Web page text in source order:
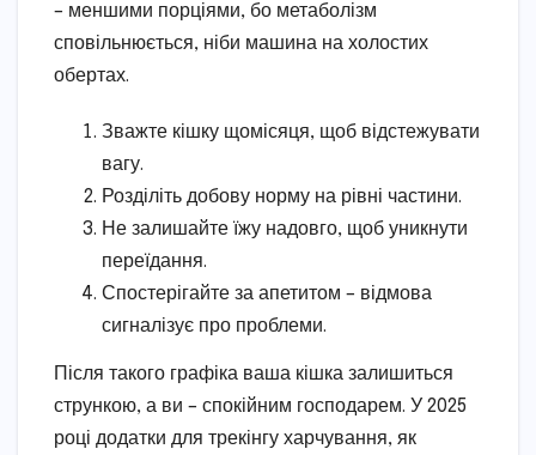
– меншими порціями, бо метаболізм
сповільнюється, ніби машина на холостих
обертах.
Зважте кішку щомісяця, щоб відстежувати
вагу.
Розділіть добову норму на рівні частини.
Не залишайте їжу надовго, щоб уникнути
переїдання.
Спостерігайте за апетитом – відмова
сигналізує про проблеми.
Після такого графіка ваша кішка залишиться
стрункою, а ви – спокійним господарем. У 2025
році додатки для трекінгу харчування, як